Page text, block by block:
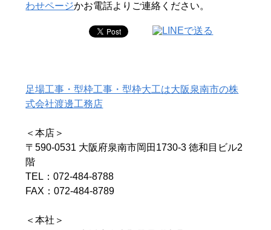
わせページかお電話よりご連絡ください。
足場工事・型枠工事・型枠大工は大阪泉南市の株
式会社渡邊工務店
＜本店＞
〒590-0531 大阪府泉南市岡田1730-3 徳和目ビル2
階
TEL：072-484-8788
FAX：072-484-8789
＜本社＞